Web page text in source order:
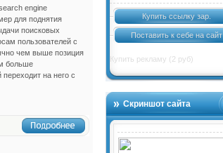
Купить ссылку зар.
Поставить к себе на сайт
Купить рекламу (2 руб)
Скриншот сайта
engine
для поднятия
поисковых
пользователей с
чем выше позиция
больше
на него с